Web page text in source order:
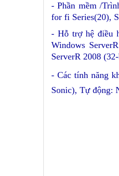
- Phần mềm /
for fi Series(20),
- Hỗ trợ hệ điều
Windows
ServerR 2008
- Các tính năng
Sonic), Tự động: